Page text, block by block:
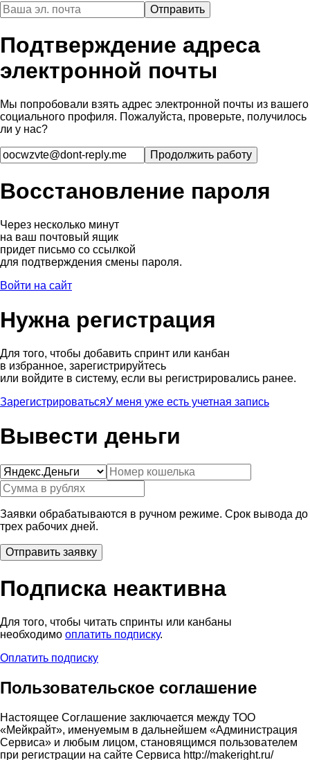
Подтверждение адреса
электронной почты
Мы попробовали взять адрес электронной почты из вашего
социального профиля. Пожалуйста, проверьте, получилось
ли у нас?
Восстановление пароля
Через несколько минут
на ваш почтовый ящик
придет письмо со ссылкой
для подтверждения смены пароля.
Войти на сайт
Нужна регистрация
Для того, чтобы добавить спринт или канбан
в избранное, зарегистрируйтесь
или войдите в систему, если вы регистрировались ранее.
ЗарегистрироватьсяУ меня уже есть учетная запись
Вывести деньги
Заявки обрабатываются в ручном режиме. Срок вывода до
трех рабочих дней.
Подписка неактивна
Для того, чтобы читать спринты или канбаны
необходимо оплатить подписку.
Оплатить подписку
Пользовательское соглашение
Настоящее Соглашение заключается между ТОО
«Мейкрайт», именуемым в дальнейшем «Администрация
Сервиса» и любым лицом, становящимся пользователем
при регистрации на сайте Сервиса http://makeright.ru/